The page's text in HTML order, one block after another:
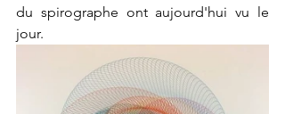
du spirographe ont aujourd'hui vu le
jour.